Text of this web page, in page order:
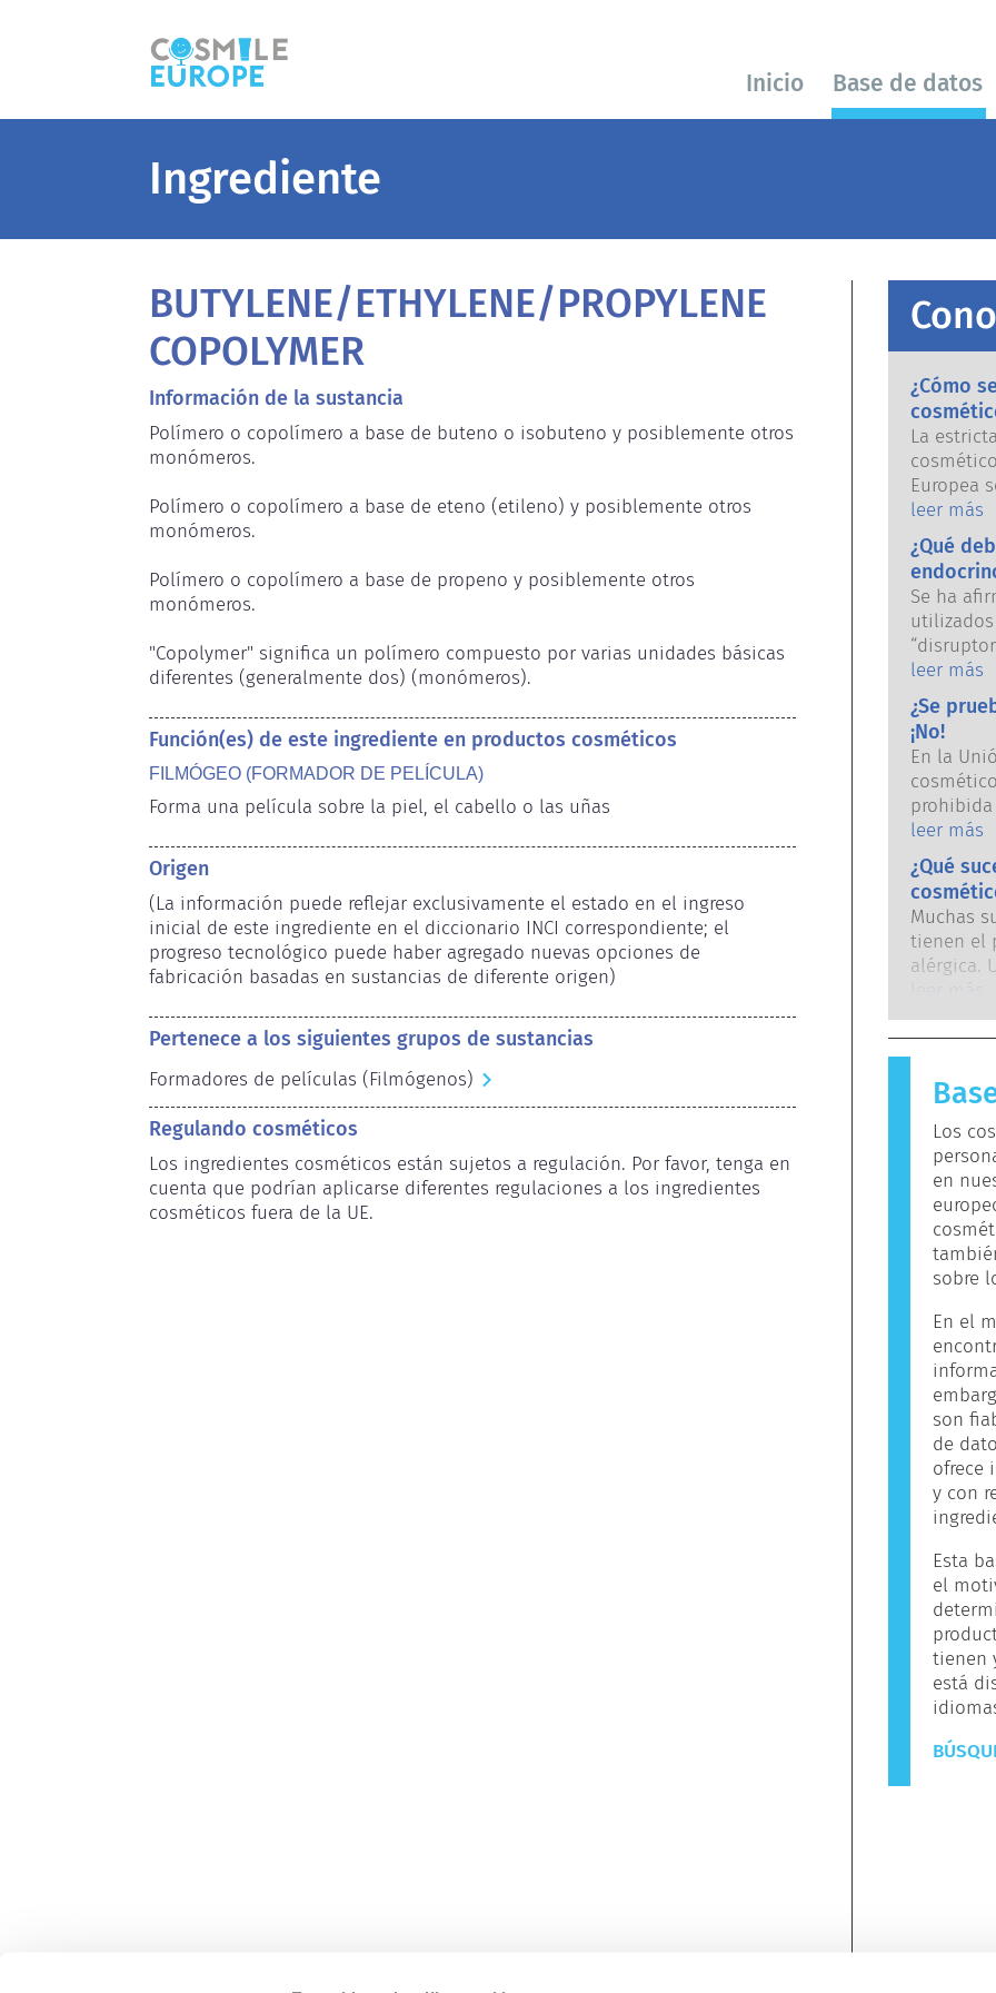
Inicio Base de datos
Ingrediente
BUTYLENE/ETHYLENE/PROPYLENE
COPOLYMER
Información de la sustancia
Polímero o copolímero a base de buteno o isobuteno y posiblemente otros
monómeros.
Polímero o copolímero a base de eteno (etileno) y posiblemente otros
monómeros.
Polímero o copolímero a base de propeno y posiblemente otros
monómeros.
"Copolymer" significa un polímero compuesto por varias unidades básicas
diferentes (generalmente dos) (monómeros).
Función(es) de este ingrediente en productos cosméticos
FILMÓGEO (FORMADOR DE PELÍCULA)
Forma una película sobre la piel, el cabello o las uñas
Origen
(La información puede reflejar exclusivamente el estado en el ingreso
inicial de este ingrediente en el diccionario INCI correspondiente; el
progreso tecnológico puede haber agregado nuevas opciones de
fabricación basadas en sustancias de diferente origen)
Pertenece a los siguientes grupos de sustancias
Formadores de películas (Filmógenos)
Regulando cosméticos
Los ingredientes cosméticos están sujetos a regulación. Por favor, tenga en
cuenta que podrían aplicarse diferentes regulaciones a los ingredientes
cosméticos fuera de la UE.
¿Cómo
La
Europea
leer más
¿Qué
Se ha
imitar
nuestras
pueda
vaya a
Muchas
imitan a
su
expertos
a cabo
incluida
leer más
¿Se
¡No!
En la
prohibida
años,
cuidado
leer más
¿Qué
Muchas
tienen el
alérgica.
el
para la
sustancia
llama
para
el
utilicen.
leer más
Los
en
sobre
En el
son
de
ofrece
y con
Esta
el
tienen
está